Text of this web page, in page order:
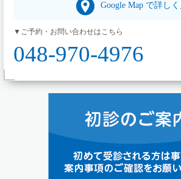
Google Map で詳し
▼ご予約・お問い合わせはこちら
048-970-4976